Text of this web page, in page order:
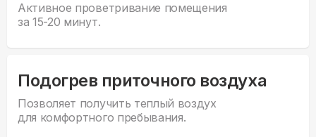
Активное проветривание помещения
за 15-20 минут.
Подогрев приточного воздуха
Позволяет получить теплый воздух
для комфортного пребывания.